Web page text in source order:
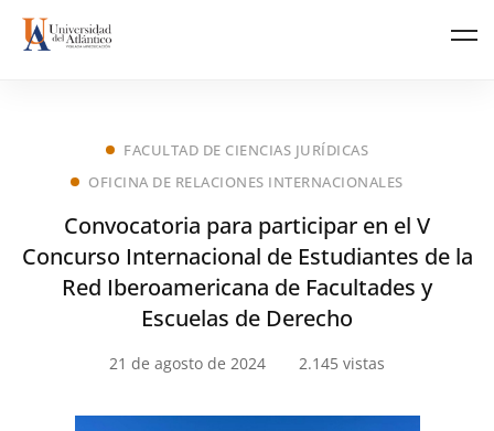
FACULTAD DE CIENCIAS JURÍDICAS
OFICINA DE RELACIONES INTERNACIONALES
Convocatoria para participar en el V
Concurso Internacional de Estudiantes de la
Red Iberoamericana de Facultades y
Escuelas de Derecho
21 de agosto de 2024 2.145 vistas